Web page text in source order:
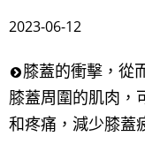
2023-06-12
膝蓋的衝擊，從
膝蓋周圍的肌肉，
和疼痛，減少膝蓋